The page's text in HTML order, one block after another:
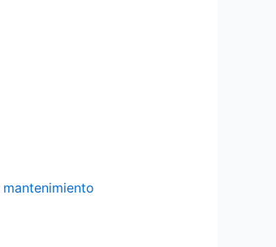
mantenimiento